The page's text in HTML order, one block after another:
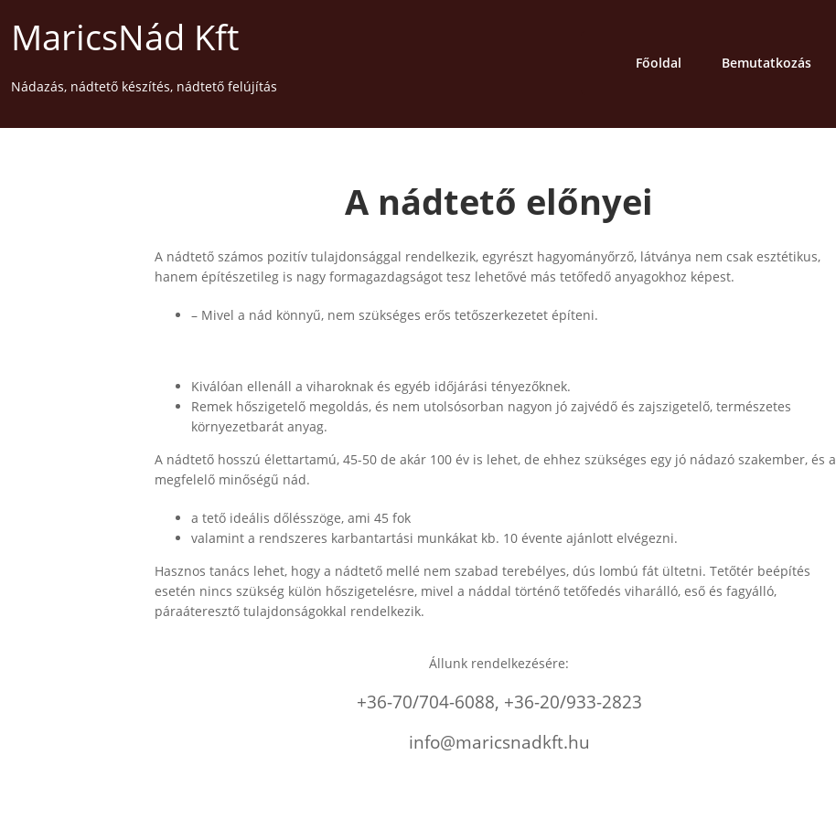
MaricsNád Kft
Nádazás, nádtető készítés, nádtető felújítás
Főoldal Bemutatkozás
A nádtető előnyei
A nádtető számos pozitív tulajdonsággal rendelkezik, egyrészt hagyományőrző, látványa nem csak esztétikus,
hanem építészetileg is nagy formagazdagságot tesz lehetővé más tetőfedő anyagokhoz képest.
– Mivel a nád könnyű, nem szükséges erős tetőszerkezetet építeni.
Kiválóan ellenáll a viharoknak és egyéb időjárási tényezőknek.
Remek hőszigetelő megoldás, és nem utolsósorban nagyon jó zajvédő és zajszigetelő, természetes
környezetbarát anyag.
A nádtető hosszú élettartamú, 45-50 de akár 100 év is lehet, de ehhez szükséges egy jó nádazó szakember, és a
megfelelő minőségű nád.
a tető ideális dőlésszöge, ami 45 fok
valamint a rendszeres karbantartási munkákat kb. 10 évente ajánlott elvégezni.
Hasznos tanács lehet, hogy a nádtető mellé nem szabad terebélyes, dús lombú fát ültetni. Tetőtér beépítés
esetén nincs szükség külön hőszigetelésre, mivel a náddal történő tetőfedés viharálló, eső és fagyálló,
páraáteresztő tulajdonságokkal rendelkezik.
Állunk rendelkezésére:
+36-70/704-6088, +36-20/933-2823
info@maricsnadkft.hu